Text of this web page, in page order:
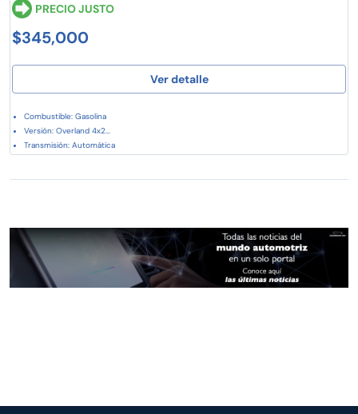
PRECIO JUSTO
$345,000
Ver detalle
Combustible: Gasolina
Versión: Overland 4x2...
Transmisión: Automática